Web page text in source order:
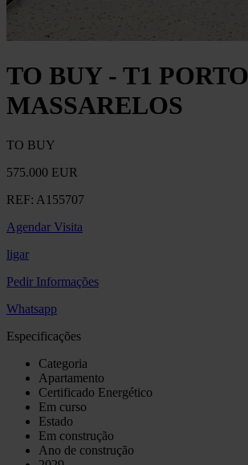
TO BUY - T1 PORTO
MASSARELOS
TO BUY
575.000 EUR
REF: A155707
Agendar Visita
ligar
Pedir Informações
Whatsapp
Especificações
Categoria
Apartamento
Certificado Energético
Em curso
Estado
Em construção
Ano de construção